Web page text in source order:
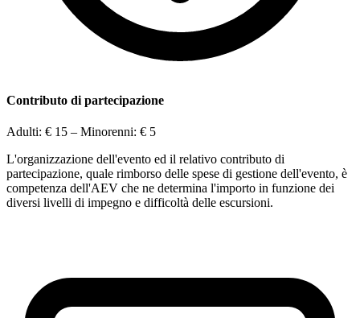
Contributo di partecipazione
Adulti: € 15 – Minorenni: € 5
L'organizzazione dell'evento ed il relativo contributo di
partecipazione, quale rimborso delle spese di gestione dell'evento, è
competenza dell'AEV che ne determina l'importo in funzione dei
diversi livelli di impegno e difficoltà delle escursioni.